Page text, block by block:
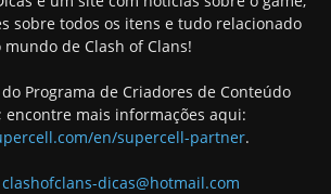
sobre todos os itens e tudo relacionado
mundo de Clash of Clans!
Programa de Criadores de Conteúdo
encontre mais informações aqui:
en/supercell-partner.
clashofclans-dicas@hotmail.com